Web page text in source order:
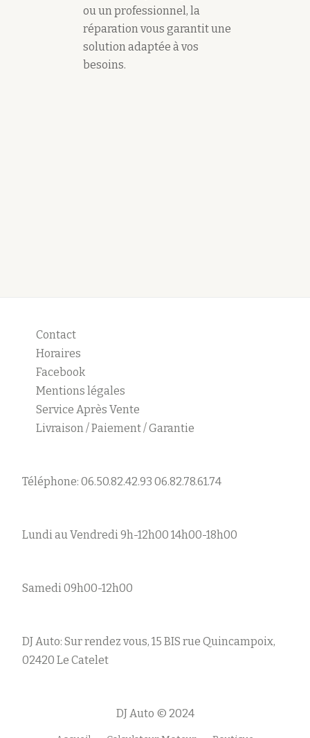
ou un professionnel, la
réparation vous garantit une
solution adaptée à vos
besoins.
Contact
Horaires
Facebook
Mentions légales
Service Après Vente
Livraison / Paiement / Garantie
Téléphone: 06.50.82.42.93 06.82.78.61.74
Lundi au Vendredi 9h-12h00 14h00-18h00
Samedi 09h00-12h00
DJ Auto: Sur rendez vous, 15 BIS rue Quincampoix,
02420 Le Catelet
DJ Auto © 2024